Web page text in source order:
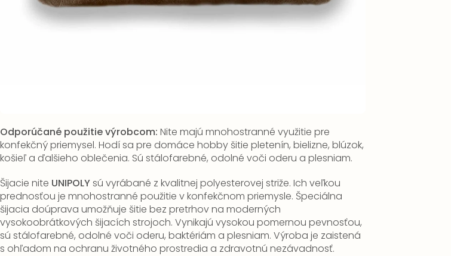
Odporúčané použitie výrobcom: Nite majú mnohostranné využitie pre
konfekčný priemysel. Hodí sa pre domáce hobby šitie pletenín, bielizne, blúzok,
košieľ a ďalšieho oblečenia. Sú stálofarebné, odolné voči oderu a plesniam.
Šijacie nite UNIPOLYsú vyrábané z kvalitnej polyesterovej striže. Ich veľkou
prednosťou je mnohostranné použitie v konfekčnom priemysle. Špeciálna
šijacia doúprava umožňuje šitie bez pretrhov na moderných
vysokoobrátkových šijacích strojoch. Vynikajú vysokou pomernou pevnosťou,
sú stálofarebné, odolné voči oderu, baktériám a plesniam. Výroba je zaistená
s ohľadom na ochranu životného prostredia a zdravotnú nezávadnosť.